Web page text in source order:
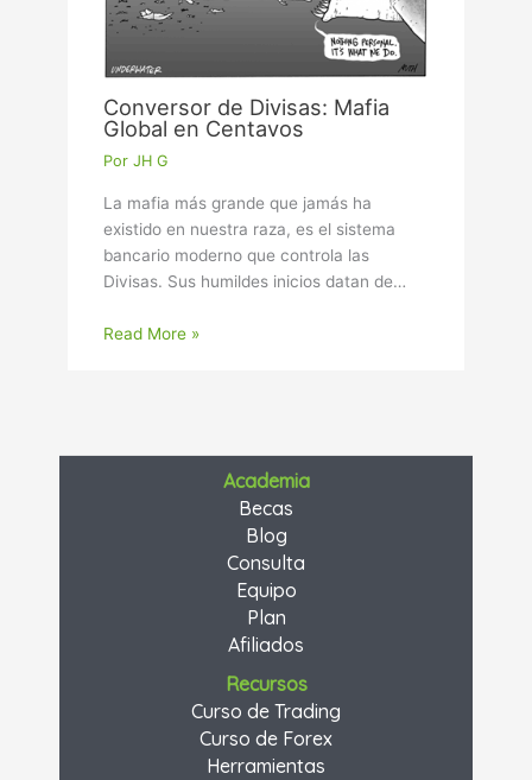
Conversor de Divisas: Mafia
Global en Centavos
Por JH G
La mafia más grande que jamás ha
existido en nuestra raza, es el sistema
bancario moderno que controla las
Divisas. Sus humildes inicios datan de…
Read More »
Academia
Becas
Blog
Consulta
Equipo
Plan
Afiliados
Recursos
Curso de Trading
Curso de Forex
Herramientas